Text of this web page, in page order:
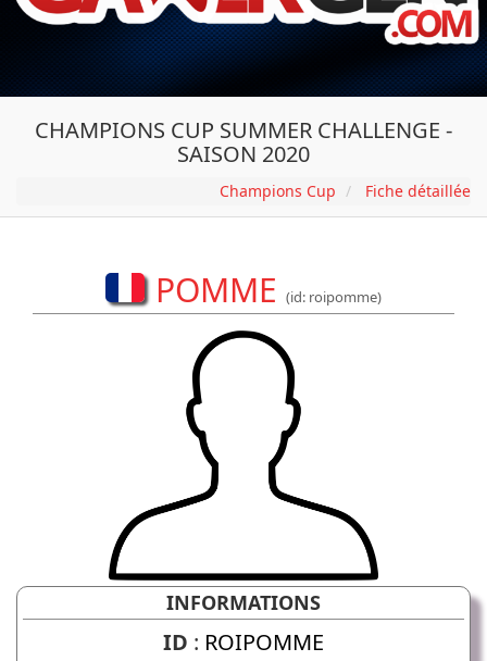
CHAMPIONS CUP SUMMER CHALLENGE -
SAISON 2020
Champions Cup Fiche détaillée
POMME (id: roipomme)
INFORMATIONS
ID : ROIPOMME